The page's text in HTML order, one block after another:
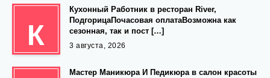
К
Кухонный Работник в ресторан River,
ПодгорицаПочасовая оплатаВозможна как
сезонная, так и пост […]
3 августа, 2026
Мастер Маникюра И Педикюра в салон красоты